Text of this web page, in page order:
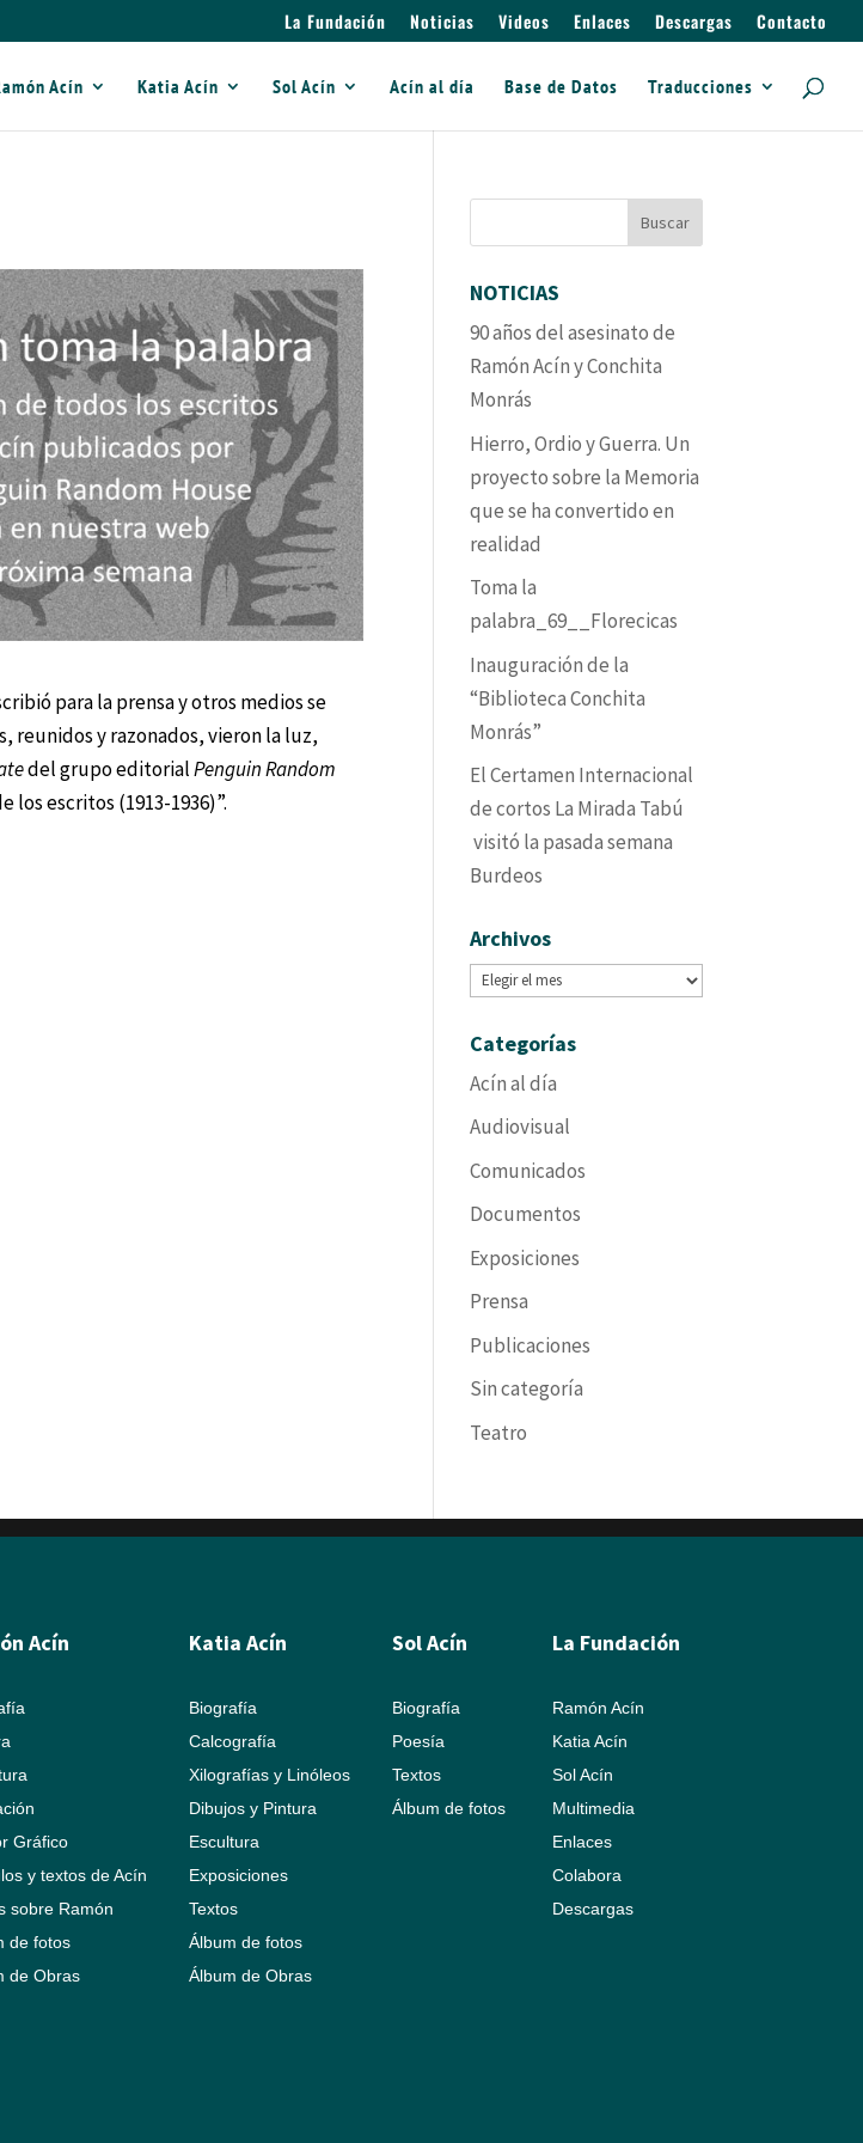
La Fundación Noticias Videos Enlaces Descargas Contacto
Acín Katia Acín Sol Acín Acín al día Base de Datos Traducciones
para la prensa y otros medios se
reunidos y razonados, vieron la luz,
del grupo editorialPenguin Random
los escritos (1913-1936)”.
NOTICIAS
90 años del asesinato de
Ramón Acín y Conchita
Monrás
Hierro, Ordio y Guerra. Un
proyecto sobre la Memoria
que se ha convertido en
realidad
Toma la
palabra_69__Florecicas
Inauguración de la
“Biblioteca Conchita
Monrás”
El Certamen Internacional
de cortos La Mirada Tabú
visitó la pasada semana
Burdeos
Archivos
Archivos
Categorías
Acín al día
Audiovisual
Comunicados
Documentos
Exposiciones
Prensa
Publicaciones
Sin categoría
Teatro
Acín
Gráfico
y textos de Acín
sobre Ramón
de fotos
de Obras
Katia Acín
Biografía
Calcografía
Xilografías y Linóleos
Dibujos y Pintura
Escultura
Exposiciones
Textos
Álbum de fotos
Álbum de Obras
Sol Acín
Biografía
Poesía
Textos
Álbum de fotos
La Fundación
Ramón Acín
Katia Acín
Sol Acín
Multimedia
Enlaces
Colabora
Descargas